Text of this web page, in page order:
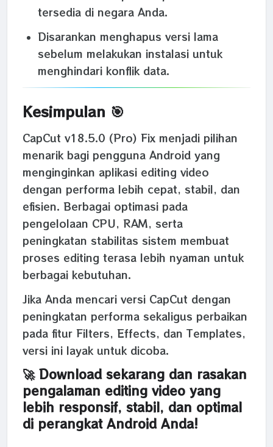
tersedia di negara Anda.
Disarankan menghapus versi lama
sebelum melakukan instalasi untuk
menghindari konflik data.
Kesimpulan 🎯
CapCut v18.5.0 (Pro) Fix menjadi pilihan
menarik bagi pengguna Android yang
menginginkan aplikasi editing video
dengan performa lebih cepat, stabil, dan
efisien. Berbagai optimasi pada
pengelolaan CPU, RAM, serta
peningkatan stabilitas sistem membuat
proses editing terasa lebih nyaman untuk
berbagai kebutuhan.
Jika Anda mencari versi CapCut dengan
peningkatan performa sekaligus perbaikan
pada fitur Filters, Effects, dan Templates,
versi ini layak untuk dicoba.
🚀 Download sekarang dan rasakan
pengalaman editing video yang
lebih responsif, stabil, dan optimal
di perangkat Android Anda!